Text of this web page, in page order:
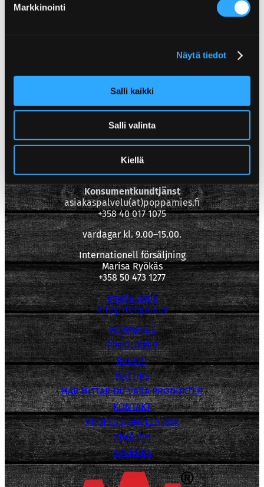
Markkinointi
Näytä tiedot
Salli kaikki
Salli valinta
Kiellä
Poppamies Oy
Lentolantie 14-16
36220 Kangasala
Finland
Konsumentkundtjänst
asiakaspalvelu(at)poppamies.fi
+358 40 017 1075
vardagar kl. 9.00–15.00.
Internationell försäljning
Marisa Ryökäs
+358 50 473 1277
Media Bank
Integritetspolicy
POPPAMIES
PRODUKTER
RECEPT
MATTIPS
HAR HITTAR DU VARA PRODUKTER
KONTAKT
PROFESSIONELLA KÖK
ENGLISH
SVENSKA